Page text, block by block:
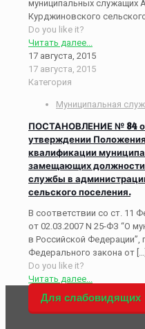
муниципальных служащих
Курджиновского
Do you like it?
Читать далее...
17 августа, 2015
17 августа, 2015
Категория
Муниципальная
ПОСТАНОВЛЕНИЕ № 84 от
утверждении
квалификации
замещающих
службы в
сельского поселения.
В соответствии со ст. 11
от 02.03.2007 N 25-ФЗ “О
в Российской Федерации”,
Федерального закона от
Do you like it?
Читать далее...
Для слабовидящих